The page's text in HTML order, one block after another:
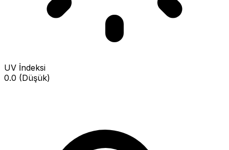
UV İndeksi
0.0 (Düşük)